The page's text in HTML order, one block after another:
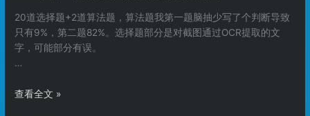
20道选择题+2道算法题，算法题我第一题脑抽少写了个判断导致
只有9%，第二题82%。选择题部分是对截图通过OCR提取的文
字，可能部分有误。
…
滴
查看全文 »